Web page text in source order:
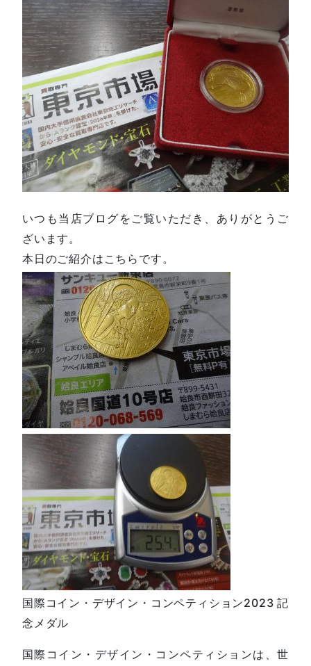
いつも当店ブログをご覧いただき、ありがとうご
ざいます。
本日のご紹介はこちらです。
国際コイン・デザイン・コンペティション2023 記
念メダル
国際コイン・デザイン・コンペティションは、世